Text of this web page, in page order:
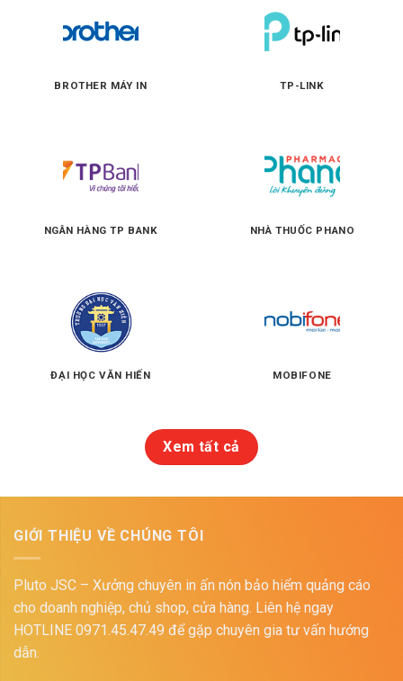
BROTHER MÁY IN TP-LINK
NGÂN HÀNG TP BANK NHÀ THUỐC PHANO
ĐẠI HỌC VĂN HIẾN MOBIFONE
Xem tất cả
GIỚI THIỆU VỀ CHÚNG TÔI
Pluto JSC – Xưởng chuyên in ấn nón bảo hiểm quảng cáo
cho doanh nghiệp, chủ shop, cửa hàng. Liên hệ ngay
HOTLINE 0971.45.47.49 để gặp chuyên gia tư vấn hướng
dẫn.